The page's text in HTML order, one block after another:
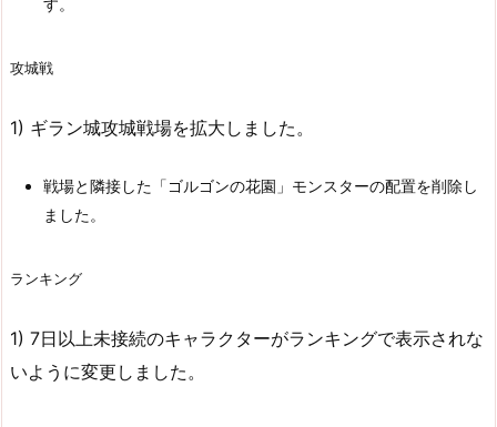
攻城戦
1) ギラン城攻城戦場を拡大しました。
戦場と隣接した「ゴルゴンの花園」モンスターの配置を削除し
ました。
ランキング
1) 7日以上未接続のキャラクターがランキングで表示されな
いように変更しました。